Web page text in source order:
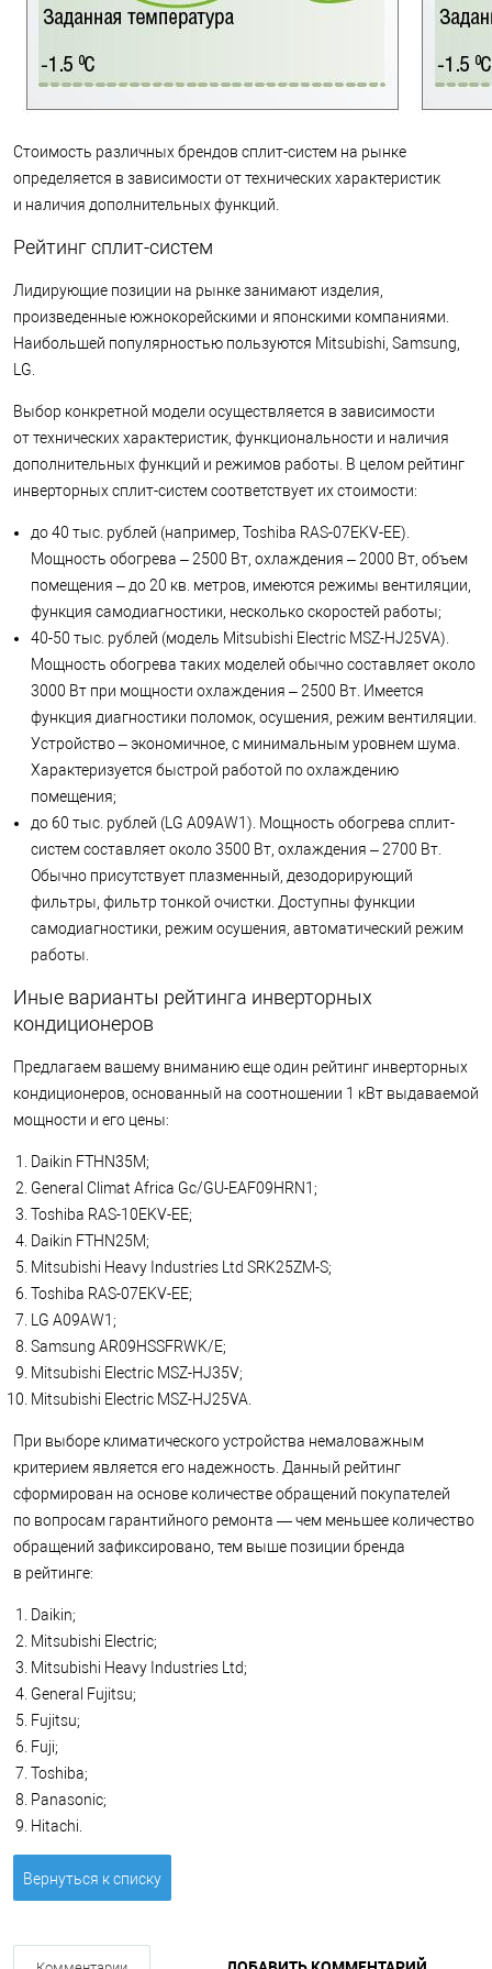
Стоимость различных брендов сплит-систем на рынке
определяется в зависимости от технических характеристик
и наличия дополнительных функций.
Рейтинг сплит-систем
Лидирующие позиции на рынке занимают изделия,
произведенные южнокорейскими и японскими компаниями.
Наибольшей популярностью пользуются Mitsubishi, Samsung,
LG.
Выбор конкретной модели осуществляется в зависимости
от технических характеристик, функциональности и наличия
дополнительных функций и режимов работы. В целом рейтинг
инверторных сплит-систем соответствует их стоимости:
до 40 тыс. рублей (например, Toshiba RAS-07EKV-EE).
Мощность обогрева – 2500 Вт, охлаждения – 2000 Вт, объем
помещения – до 20 кв. метров, имеются режимы вентиляции,
функция самодиагностики, несколько скоростей работы;
40-50 тыс. рублей (модель Mitsubishi Electric MSZ-HJ25VA).
Мощность обогрева таких моделей обычно составляет около
3000 Вт при мощности охлаждения – 2500 Вт. Имеется
функция диагностики поломок, осушения, режим вентиляции.
Устройство – экономичное, с минимальным уровнем шума.
Характеризуется быстрой работой по охлаждению
помещения;
до 60 тыс. рублей (LG A09AW1). Мощность обогрева сплит-
систем составляет около 3500 Вт, охлаждения – 2700 Вт.
Обычно присутствует плазменный, дезодорирующий
фильтры, фильтр тонкой очистки. Доступны функции
самодиагностики, режим осушения, автоматический режим
работы.
Иные варианты рейтинга инверторных
кондиционеров
Предлагаем вашему вниманию еще один рейтинг инверторных
кондиционеров, основанный на соотношении 1 кВт выдаваемой
мощности и его цены:
Daikin FTHN35M;
General Climat Africa Gc/GU-EAF09HRN1;
Toshiba RAS-10EKV-EE;
Daikin FTHN25M;
Mitsubishi Heavy Industries Ltd SRK25ZM-S;
Toshiba RAS-07EKV-EE;
LG A09AW1;
Samsung AR09HSSFRWK/E;
Mitsubishi Electric MSZ-HJ35V;
Mitsubishi Electric MSZ-HJ25VA.
При выборе климатического устройства немаловажным
критерием является его надежность. Данный рейтинг
сформирован на основе количестве обращений покупателей
по вопросам гарантийного ремонта — чем меньшее количество
обращений зафиксировано, тем выше позиции бренда
в рейтинге:
Daikin;
Mitsubishi Electric;
Mitsubishi Heavy Industries Ltd;
General Fujitsu;
Fujitsu;
Fuji;
Toshiba;
Panasonic;
Hitachi.
Вернуться к списку